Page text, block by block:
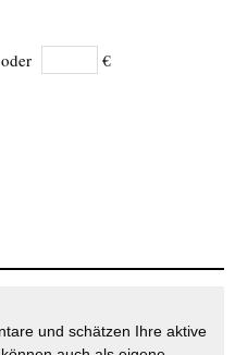
oder €
und schätzen Ihre aktive